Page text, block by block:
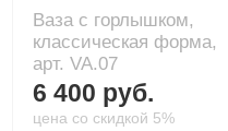
Ваза с горлышком,
классическая форма,
арт. VA.07
6 400 руб.
цена со скидкой 5%